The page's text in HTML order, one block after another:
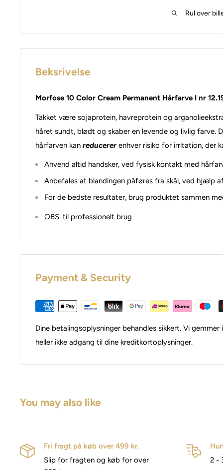
Rul over
Beksrivelse
Morfose 10 Color Cream Permanent Hårfarve I nr
Takket være sojaprotein, havreprotein og
håret sundt, blødt og skaber en levende og livlig farve.
hårfarven kan reducerer enhver risiko for irritation, der
Anvend altid handsker, ved fysisk kontakt med
Anbefales at blandingen påføres fra skål, ved hjælp
For de bedste resultater, brug produktet sammen
OBS. til professionelt brug
Payment & Security
Dine betalingsoplysninger behandles sikkert. Vi
heller ikke adgang til dine kreditkortoplysninger.
You may also like
Fri fragt på køb over 499 kr.
Slip for fragten og køb for over
2 -